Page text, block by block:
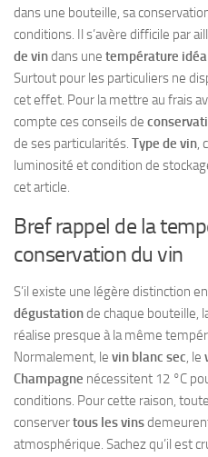
dans une bouteille, sa
conditions. Il s’avère difficile par
de vindans une température
Surtout pour les particuliers ne
cet effet. Pour la mettre au frais
compte ces conseils de
de ses particularités. Type de vin,
luminosité et condition de
cet article.
Bref rappel de la
conservation du vin
S’il existe une légère distinction
dégustationde chaque bouteille,
réalise presque à la même
Normalement, le vin blanc sec, le
Champagne nécessitent 12 °C
conditions. Pour cette raison,
conservertous les vins
atmosphérique. Sachez qu’il est